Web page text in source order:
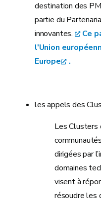
destination des
partie du
innovantes.
Ce
l'Union
Europe
.
les appels des
Les Clusters
dirigées par
domaines
visent à
résoudre les